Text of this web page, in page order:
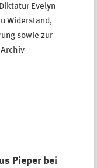
Evelyn
Widerstand,
sowie zur
Pieper bei